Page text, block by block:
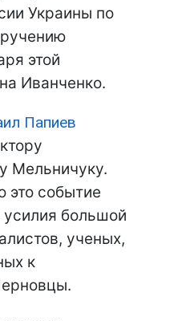
Украины по
этой
Иванченко.
Папиев
Мельничуку.
это событие
усилия большой
ученых,
к